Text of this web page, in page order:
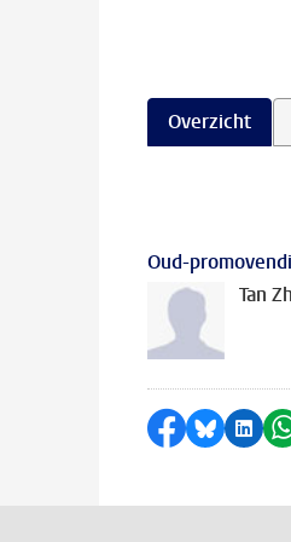
Overzicht
Oud-promovendi
Tan
Delen op
Delen